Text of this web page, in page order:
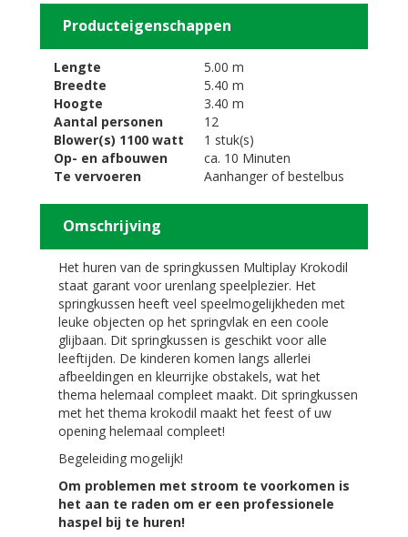
Producteigenschappen
Lengte
5.00 m
Breedte
5.40 m
Hoogte
3.40 m
Aantal personen
12
Blower(s) 1100 watt
1 stuk(s)
Op- en afbouwen
ca. 10 Minuten
Te vervoeren
Aanhanger of bestelbus
Omschrijving
Het huren van de springkussen Multiplay Krokodil
staat garant voor urenlang speelplezier. Het
springkussen heeft veel speelmogelijkheden met
leuke objecten op het springvlak en een coole
glijbaan. Dit springkussen is geschikt voor alle
leeftijden. De kinderen komen langs allerlei
afbeeldingen en kleurrijke obstakels, wat het
thema helemaal compleet maakt. Dit springkussen
met het thema krokodil maakt het feest of uw
opening helemaal compleet!
Begeleiding mogelijk!
Om problemen met stroom te voorkomen is
het aan te raden om er een professionele
haspel bij te huren!